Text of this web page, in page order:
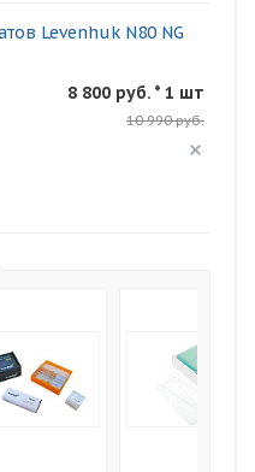
Levenhuk N80 NG
8 800 руб. * 1 шт
10 990 руб.